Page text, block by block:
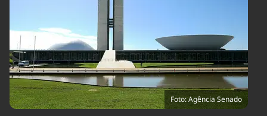
Cinema
Economia
Educação
Infraestrutura
Internacional
Foto: Agência Senado